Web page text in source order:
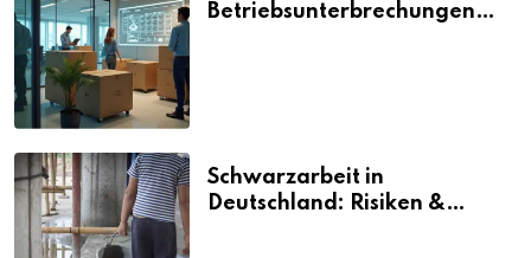
Betriebsunterbrechungen
Schwarzarbeit in
Deutschland: Risiken &